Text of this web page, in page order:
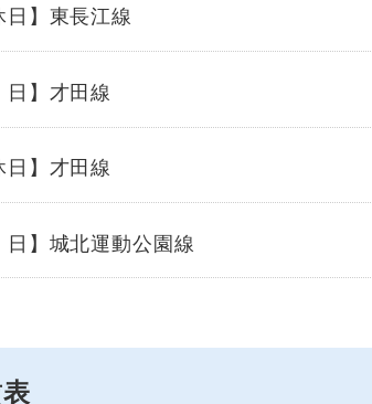
日】東長江線
】才田線
日】才田線
】城北運動公園線